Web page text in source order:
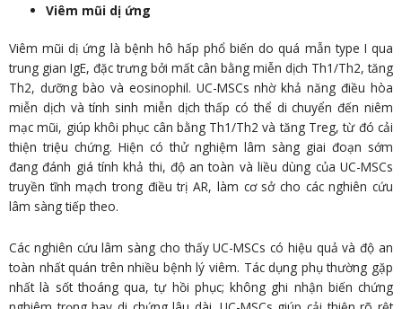
Viêm mũi dị ứng
Viêm mũi dị ứng là bệnh hô hấp phổ biến do quá mẫn type I qua
trung gian IgE, đặc trưng bởi mất cân bằng miễn dịch Th1/Th2, tăng
Th2, dưỡng bào và eosinophil. UC-MSCs nhờ khả năng điều hòa
miễn dịch và tính sinh miễn dịch thấp có thể di chuyển đến niêm
mạc mũi, giúp khôi phục cân bằng Th1/Th2 và tăng Treg, từ đó cải
thiện triệu chứng. Hiện có thử nghiệm lâm sàng giai đoạn sớm
đang đánh giá tính khả thi, độ an toàn và liều dùng của UC-MSCs
truyền tĩnh mạch trong điều trị AR, làm cơ sở cho các nghiên cứu
lâm sàng tiếp theo.
Các nghiên cứu lâm sàng cho thấy UC-MSCs có hiệu quả và độ an
toàn nhất quán trên nhiều bệnh lý viêm. Tác dụng phụ thường gặp
nhất là sốt thoáng qua, tự hồi phục; không ghi nhận biến chứng